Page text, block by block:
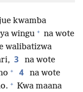
kwamba
wingu + na wote
walibatizwa
3
na wote
+ 4
na wote
+ Kwa maana